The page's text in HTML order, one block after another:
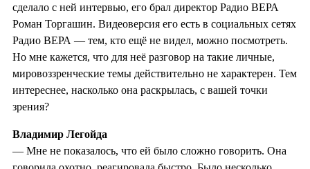
сделало с ней интервью, его брал директор Радио ВЕРА
Роман Торгашин. Видеоверсия его есть в социальных сетях
Радио ВЕРА — тем, кто ещё не видел, можно посмотреть.
Но мне кажется, что для неё разговор на такие личные,
мировоззренческие темы действительно не характерен. Тем
интереснее, насколько она раскрылась, с вашей точки
зрения?
Владимир Легойда
— Мне не показалось, что ей было сложно говорить. Она